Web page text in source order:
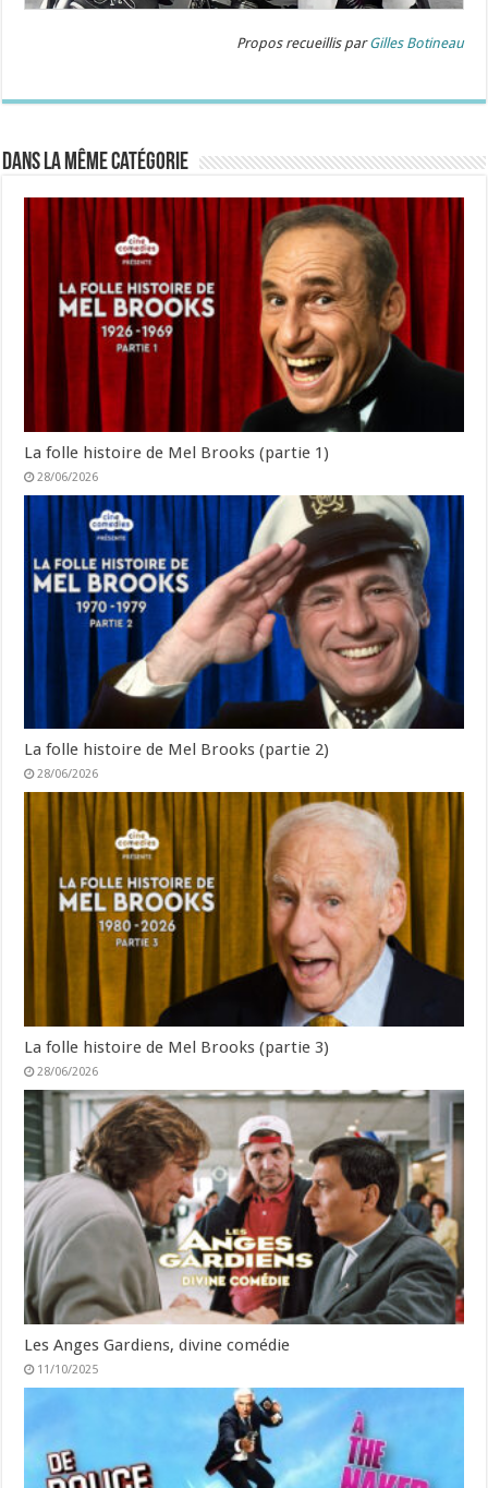
Propos recueillis parGilles Botineau
Dans la même catégorie
La folle histoire de Mel Brooks (partie 1)
28/06/2026
La folle histoire de Mel Brooks (partie 2)
28/06/2026
La folle histoire de Mel Brooks (partie 3)
28/06/2026
Les Anges Gardiens, divine comédie
11/10/2025